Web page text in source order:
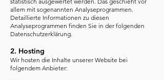
allem mit sogenannten Analyseprogrammen.
Detaillierte Informationen zu diesen
Analyseprogrammen finden Sie in der folgenden
Datenschutzerklärung.
2. Hosting
Wir hosten die Inhalte unserer Website bei
folgendem Anbieter: